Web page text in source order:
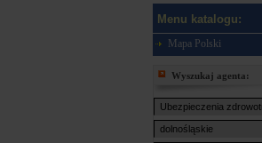
Menu katalogu:
Mapa Polski
Wyszukaj agenta: